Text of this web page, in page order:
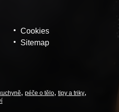
Cookies
Sitemap
kuchyně péče o tělo tipy a triky